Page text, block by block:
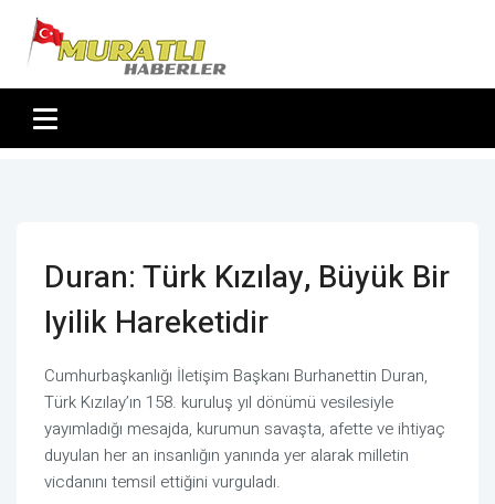
Duran: Türk Kızılay, Büyük Bir
Iyilik Hareketidir
Cumhurbaşkanlığı İletişim Başkanı Burhanettin Duran,
Türk Kızılay’ın 158. kuruluş yıl dönümü vesilesiyle
yayımladığı mesajda, kurumun savaşta, afette ve ihtiyaç
duyulan her an insanlığın yanında yer alarak milletin
vicdanını temsil ettiğini vurguladı.